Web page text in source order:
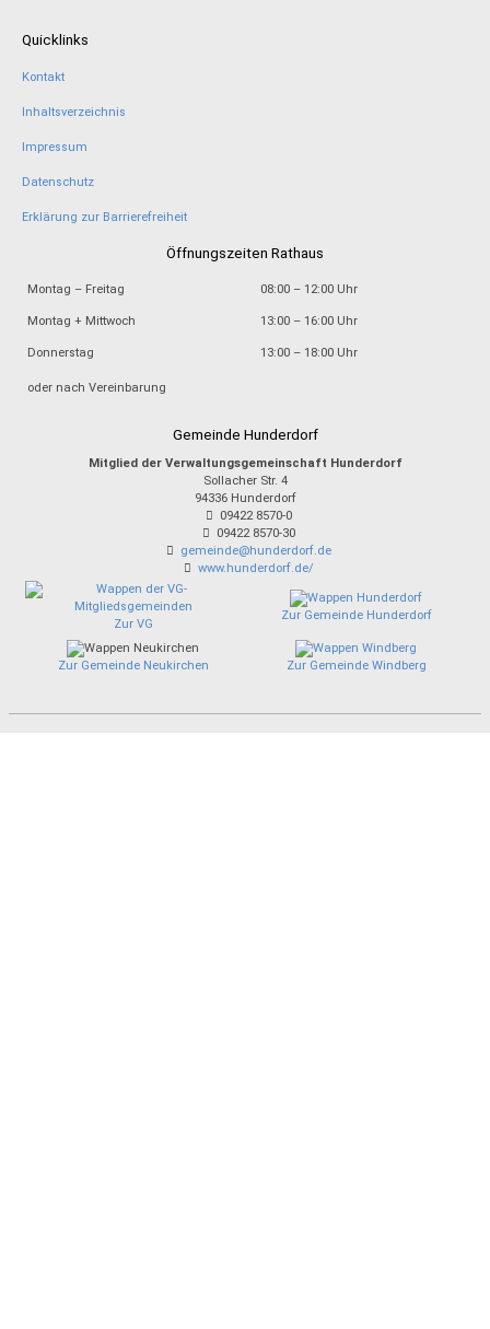
Quicklinks
Kontakt
Inhaltsverzeichnis
Impressum
Datenschutz
Erklärung zur Barrierefreiheit
Öffnungszeiten Rathaus
Montag – Freitag 08:00 – 12:00 Uhr
Montag + Mittwoch 13:00 – 16:00 Uhr
Donnerstag 13:00 – 18:00 Uhr
oder nach Vereinbarung
Gemeinde Hunderdorf
Mitglied der Verwaltungsgemeinschaft Hunderdorf
Sollacher Str. 4
94336 Hunderdorf
09422 8570-0
09422 8570-30
gemeinde@hunderdorf.de
www.hunderdorf.de/
Zur VG
Zur Gemeinde Hunderdorf
Zur Gemeinde Neukirchen Zur Gemeinde Windberg